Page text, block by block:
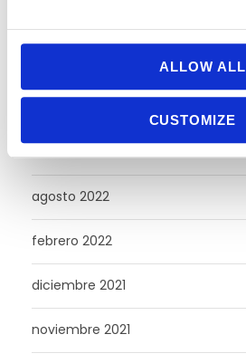
ALLOW ALL
CUSTOMIZE
agosto 2022
febrero 2022
diciembre 2021
noviembre 2021